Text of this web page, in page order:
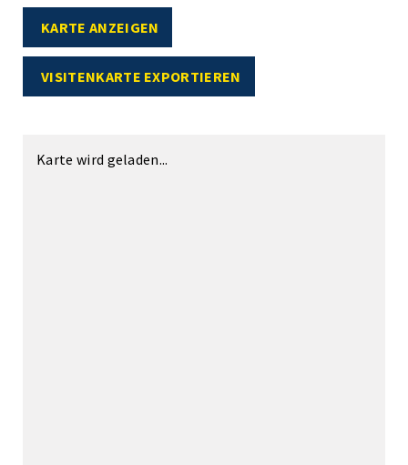
KARTE ANZEIGEN
VISITENKARTE EXPORTIEREN
Karte wird geladen...